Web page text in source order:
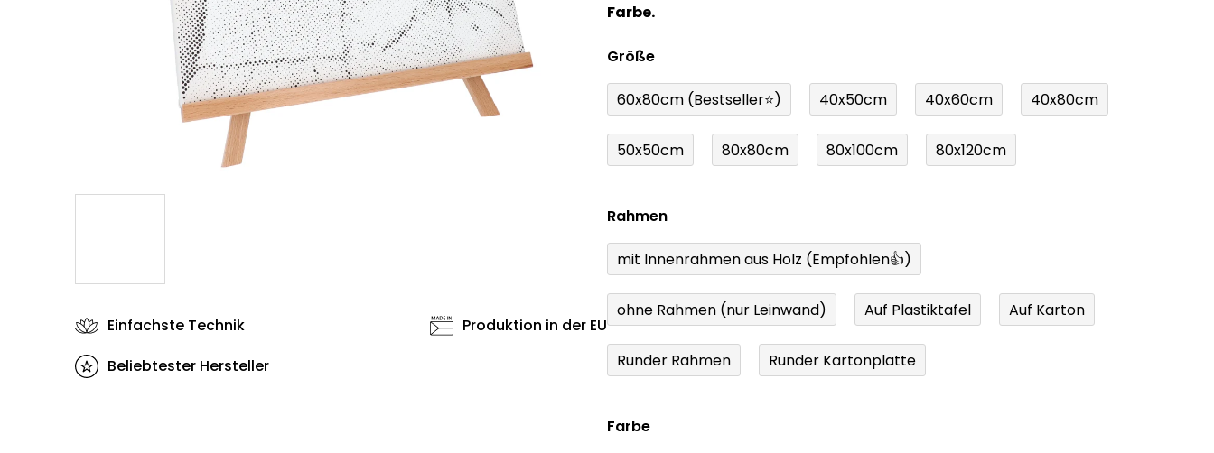
Farbe.
Größe
60x80cm (Bestseller⭐) 40x50cm 40x60cm 40x80cm
50x50cm 80x80cm 80x100cm 80x120cm
Rahmen
mit Innenrahmen aus Holz (Empfohlen👍)
ohne Rahmen (nur Leinwand) Auf Plastiktafel Auf Karton
Runder Rahmen Runder Kartonplatte
Farbe
Einfachste Technik
Produktion in der EU
Beliebtester Hersteller